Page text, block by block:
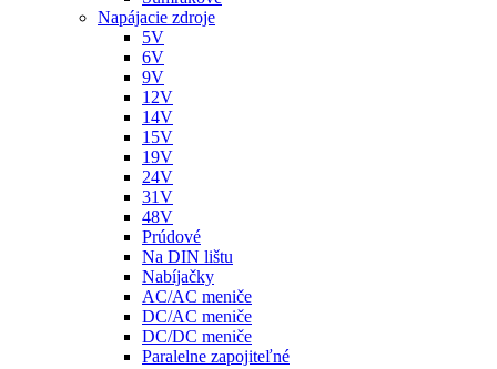
Napájacie zdroje
5V
6V
9V
12V
14V
15V
19V
24V
31V
48V
Prúdové
Na DIN lištu
Nabíjačky
AC/AC meniče
DC/AC meniče
DC/DC meniče
Paralelne zapojiteľné